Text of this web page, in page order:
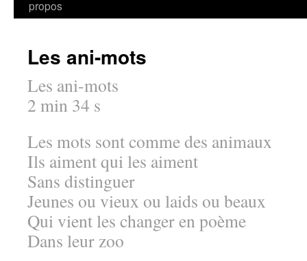
propos
Les ani-mots
Les ani-mots
2 min 34 s
Les mots sont comme des animaux
Ils aiment qui les aiment
Sans distinguer
Jeunes ou vieux ou laids ou beaux
Qui vient les changer en poème
Dans leur zoo